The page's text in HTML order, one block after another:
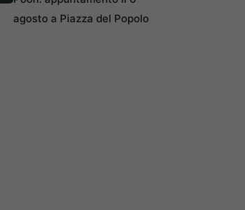
agosto a Piazza del Popolo